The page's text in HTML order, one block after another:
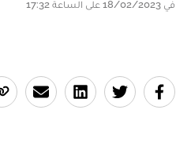
في 18/02/2023 على الساعة 17:32